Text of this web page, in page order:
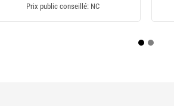
Prix public conseillé: 8,49€